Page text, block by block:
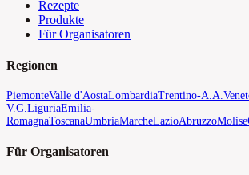
Rezepte
Produkte
Für Organisatoren
Regionen
PiemonteValle d'AostaLombardiaTrentino-A.A.
V.G.LiguriaEmilia-
RomagnaToscanaUmbriaMarcheLazioAbruzzoMolise
Für Organisatoren